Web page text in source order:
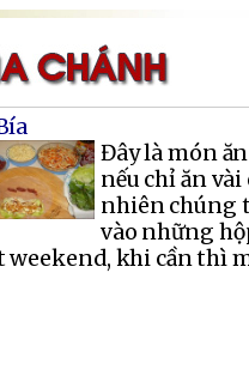
Đây là món
nếu chỉ ăn
nhiên chúng
vào những
weekend, khi cần thì